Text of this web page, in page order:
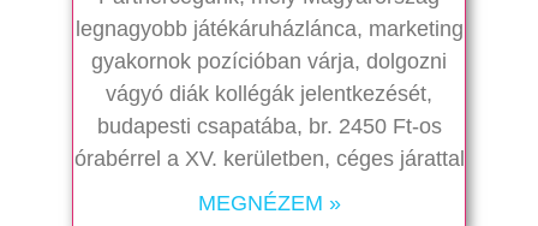
legnagyobb játékáruházlánca, marketing
gyakornok pozícióban várja, dolgozni
vágyó diák kollégák jelentkezését,
budapesti csapatába, br. 2450 Ft-os
órabérrel a XV. kerületben, céges járattal
MEGNÉZEM »